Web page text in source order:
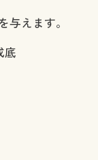
与えます。
底